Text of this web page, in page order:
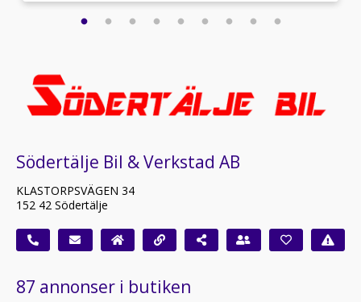
Södertälje Bil & Verkstad AB
KLASTORPSVÄGEN 34
152 42 Södertälje
87 annonser i butiken